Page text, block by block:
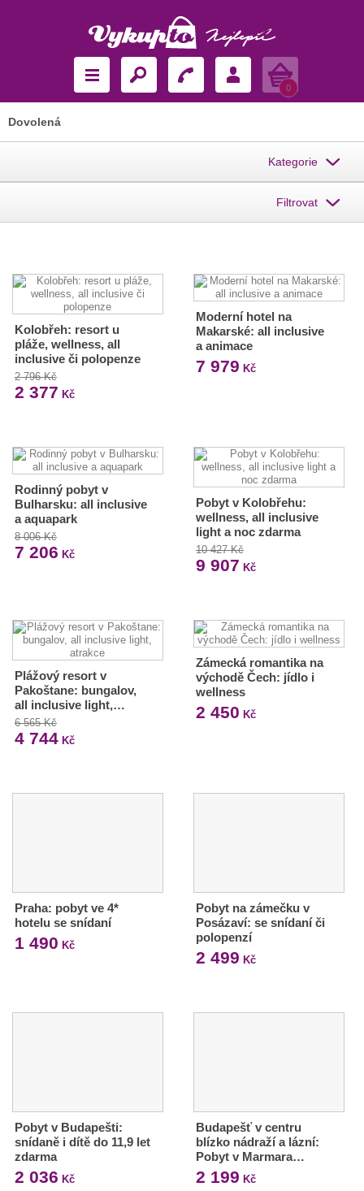
Košík
0
Dovolená
Kategorie
Filtrovat
Kolobřeh: resort u
pláže, wellness, all
inclusive či polopenze
2 796 Kč
2 377 Kč
Moderní hotel na
Makarské: all inclusive
a animace
7 979 Kč
Rodinný pobyt v
Bulharsku: all inclusive
a aquapark
8 006 Kč
7 206 Kč
Pobyt v Kolobřehu:
wellness, all inclusive
light a noc zdarma
10 427 Kč
9 907 Kč
Plážový resort v
Pakoštane: bungalov,
all inclusive light,…
6 565 Kč
4 744 Kč
Zámecká romantika na
východě Čech: jídlo i
wellness
2 450 Kč
Praha: pobyt ve 4*
hotelu se snídaní
1 490 Kč
Pobyt na zámečku v
Posázaví: se snídaní či
polopenzí
2 499 Kč
Pobyt v Budapešti:
snídaně i dítě do 11,9 let
zdarma
2 036 Kč
Budapešť v centru
blízko nádraží a lázní:
Pobyt v Marmara…
2 199 Kč